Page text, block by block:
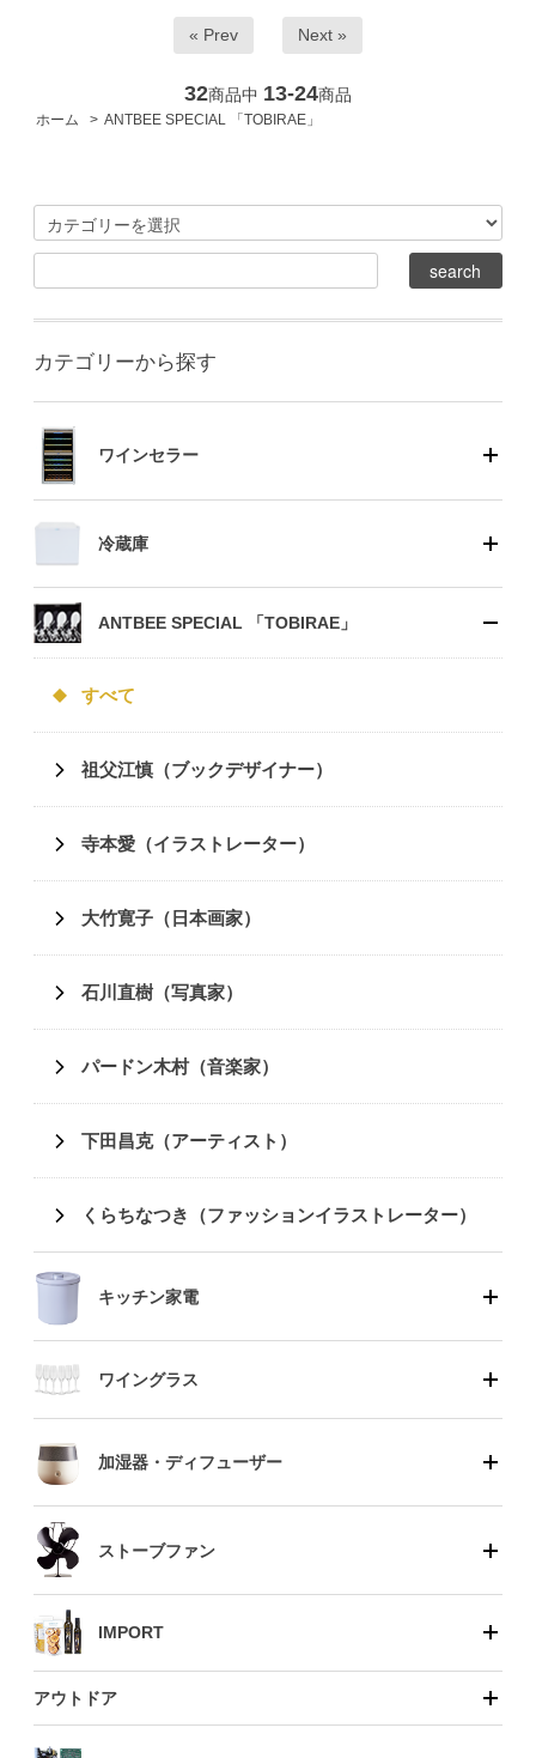
« Prev Next »
32商品中 13-24商品
ホーム > ANTBEE SPECIAL 「TOBIRAE」
カテゴリーから探す
ワインセラー
冷蔵庫
ANTBEE SPECIAL 「TOBIRAE」
すべて
祖父江慎（ブックデザイナー）
寺本愛（イラストレーター）
大竹寛子（日本画家）
石川直樹（写真家）
パードン木村（音楽家）
下田昌克（アーティスト）
くらちなつき（ファッションイラストレーター）
キッチン家電
ワイングラス
加湿器・ディフューザー
ストーブファン
IMPORT
アウトドア